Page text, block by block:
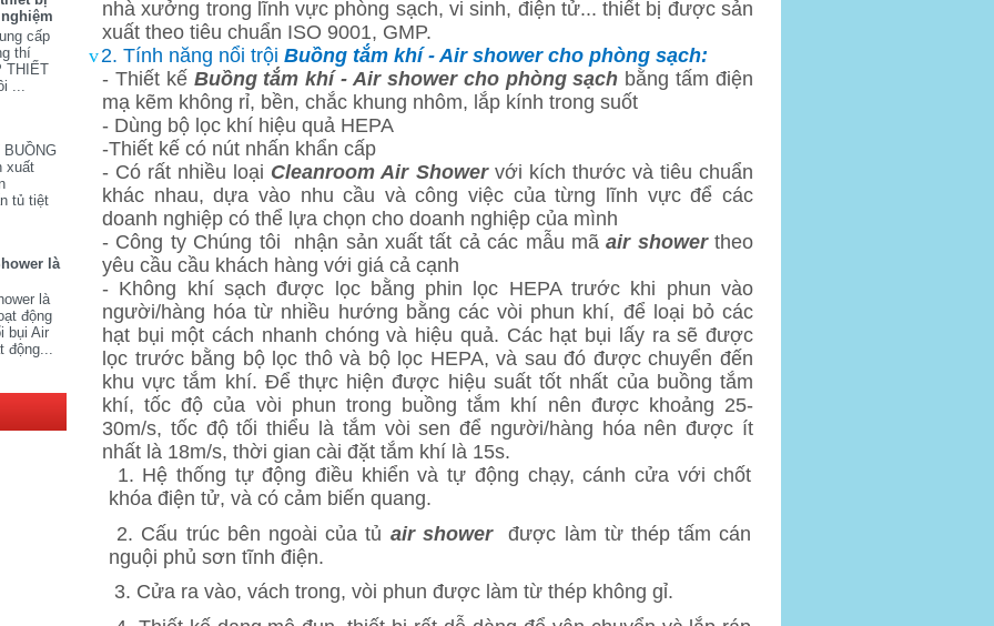
cấp
thí
THIẾT
...
BUỒNG
xuất
tủ tiệt
là
là
động
bụi Air
động...
nhà xưởng trong lĩnh vực phòng sạch, vi sinh, điện tử... thiết bị được sản
xuất theo tiêu chuẩn ISO 9001, GMP.
v2. Tính năng nổi trội Buồng tắm khí - Air shower cho phòng sạch:
- Thiết kế Buồng tắm khí - Air shower cho phòng sạch bằng tấm điện
mạ kẽm không rỉ, bền, chắc khung nhôm, lắp kính trong suốt
- Dùng bộ lọc khí hiệu quả HEPA
-Thiết kế có nút nhấn khẩn cấp
- Có rất nhiều loại Cleanroom Air Showervới kích thước và tiêu chuẩn
khác nhau, dựa vào nhu cầu và công việc của từng lĩnh vực để các
doanh nghiệp có thể lựa chọn cho doanh nghiệp của mình
- Công ty Chúng tôi
nhận sản xuất tất cả các mẫu mãair showertheo
yêu cầu cầu khách hàng với giá cả cạnh
- Không khí sạch được lọc bằng phin lọc HEPA trước khi phun vào
người/hàng hóa từ nhiều hướng bằng các vòi phun khí, để loại bỏ các
hạt bụi một cách nhanh chóng và hiệu quả. Các hạt bụi lấy ra sẽ được
lọc trước bằng bộ lọc thô và bộ lọc HEPA, và sau đó được chuyển đến
khu vực tắm khí. Để thực hiện được hiệu suất tốt nhất của buồng tắm
khí, tốc độ của vòi phun trong buồng tắm khí nên được khoảng 25-
30m/s, tốc độ tối thiểu là tắm vòi sen để người/hàng hóa nên được ít
nhất là 18m/s, thời gian cài đặt tắm khí là 15s.
1. Hệ thống tự động điều khiển và tự động chạy, cánh cửa với chốt
khóa điện tử, và có cảm biến quang.
2. Cấu trúc bên ngoài của tủ air shower
được làm từ thép tấm cán
nguội phủ sơn tĩnh điện.
3. Cửa ra vào, vách trong, vòi phun được làm từ thép không gỉ.